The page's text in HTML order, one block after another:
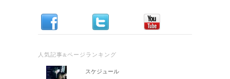
人気記事&ページランキング
スケジュール